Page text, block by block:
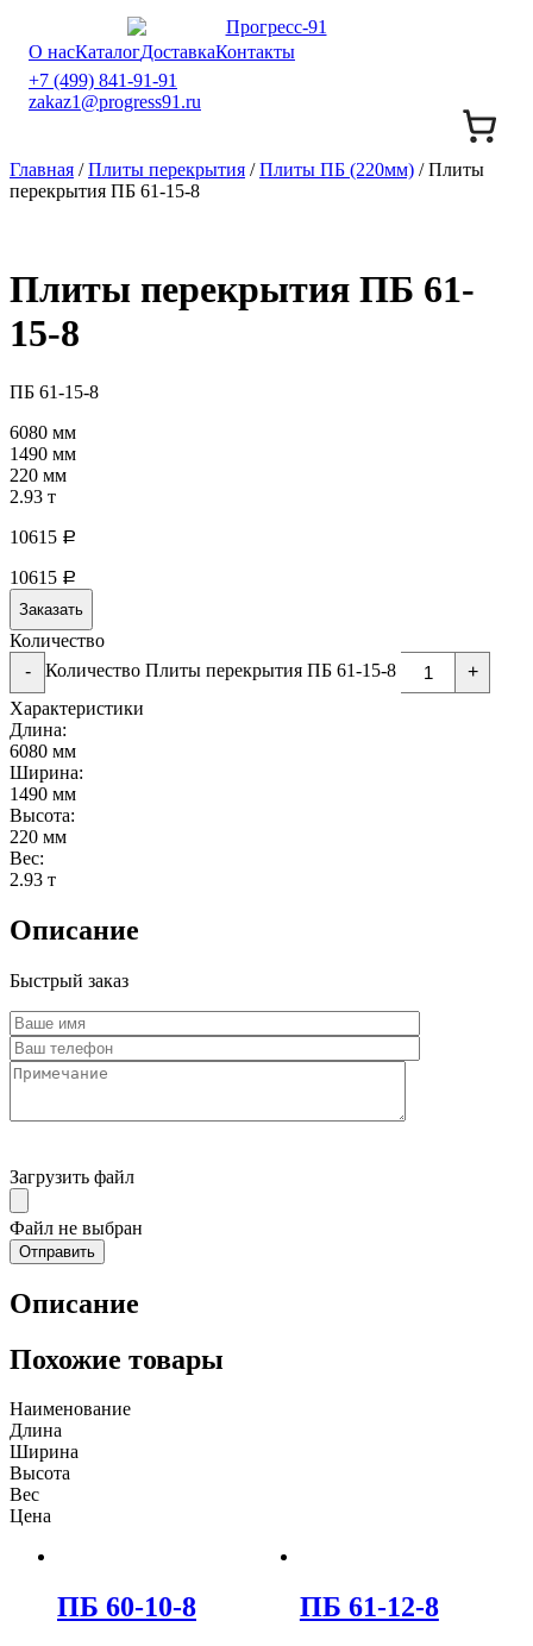
О насКаталогДоставкаКонтакты
+7 (499) 841-91-91
zakaz1@progress91.ru
Главная /Плиты перекрытия /Плиты ПБ (220мм) / Плиты
перекрытия ПБ 61-15-8
Плиты перекрытия ПБ 61-
15-8
ПБ 61-15-8
6080 мм
1490 мм
220 мм
2.93 т
10615 Р
10615 Р
Заказать
Количество
-
Количество Плиты перекрытия ПБ 61-15-8
+
Характеристики
Длина:
6080 мм
Ширина:
1490 мм
Высота:
220 мм
Вес:
2.93 т
Описание
Быстрый заказ
Загрузить файл
Файл не выбран
Описание
Похожие товары
Наименование
Длина
Ширина
Высота
Вес
Цена
ПБ 60-10-8 ПБ 61-12-8